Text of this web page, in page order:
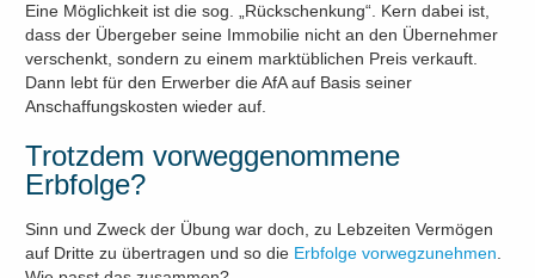
Eine Möglichkeit ist die sog. „Rückschenkung“. Kern dabei ist,
dass der Übergeber seine Immobilie nicht an den Übernehmer
verschenkt, sondern zu einem marktüblichen Preis verkauft.
Dann lebt für den Erwerber die AfA auf Basis seiner
Anschaffungskosten wieder auf.
Trotzdem vorweggenommene
Erbfolge?
Sinn und Zweck der Übung war doch, zu Lebzeiten Vermögen
auf Dritte zu übertragen und so die Erbfolge vorwegzunehmen